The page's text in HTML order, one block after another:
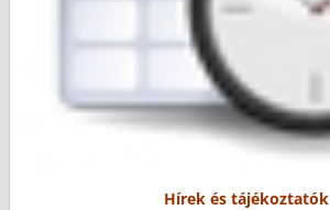
Hírek és tájékoztatók